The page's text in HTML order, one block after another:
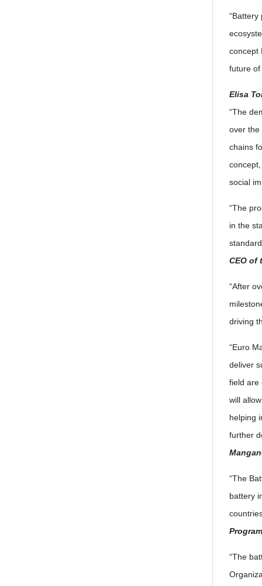
concept
future
Elisa
“The
over the
chains
social
“The
in the
CEO of
“After
driving
“Euro
deliver
field are
will
helping
further
“The
battery
“The